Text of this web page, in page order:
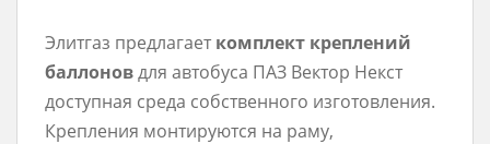
Элитгаз предлагает комплект креплений
баллоновдля автобуса ПАЗ Вектор Некст
доступная среда собственного изготовления.
Крепления монтируются на раму,